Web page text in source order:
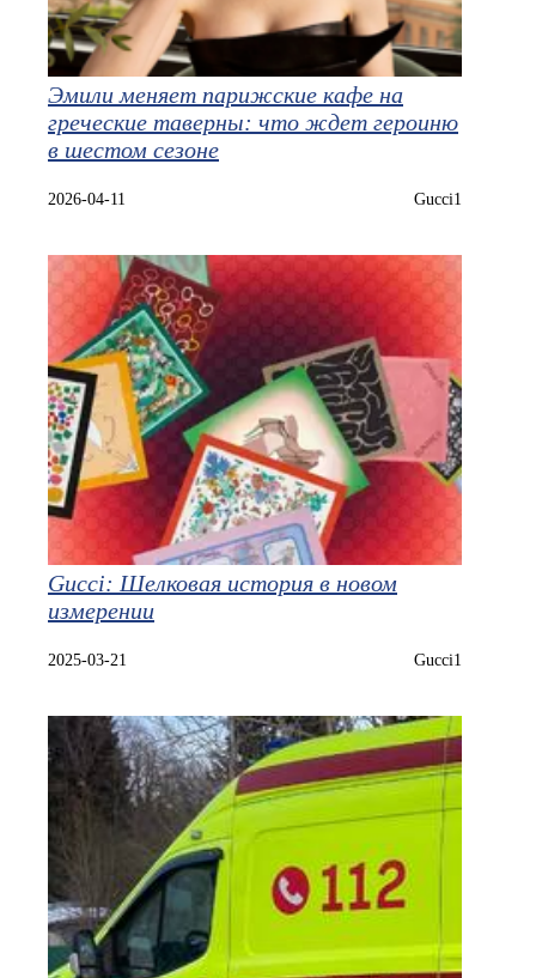
Эмили меняет парижские кафе на
греческие таверны: что ждет героиню
в шестом сезоне
2026-04-11 Gucci1
Gucci: Шелковая история в новом
измерении
2025-03-21 Gucci1